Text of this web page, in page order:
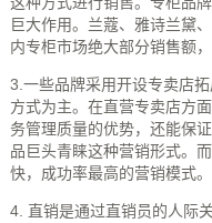
巨大作用。兰蔻、雅诗兰黛
内专柜市场绝大部分销售额
3.一些品牌采用开设专卖店
方式为主。在直营专卖店方
务管理质量的优势，还能保
品巨头青睐这种营销形式。
快，成功率最高的营销模式。
4. 直销是通过直销员的人际